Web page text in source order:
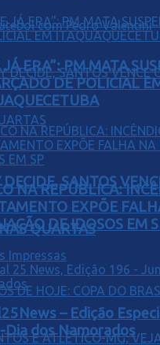
com Pedro Valentini
DECIDE, SANTOS
QUARTAS
JÁ ERA”: PM MATA
DE POLICIAL
NA REPÚBLICA:
EXPÕE
DE IDOSOS EM
Impressas
– Edição
Dia dos Namorados